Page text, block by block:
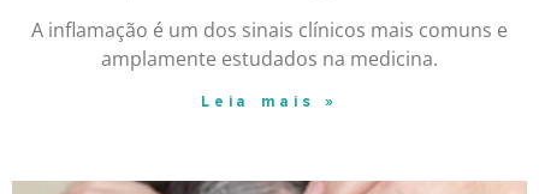
A inflamação é um dos sinais clínicos mais comuns e
amplamente estudados na medicina.
Leia mais »